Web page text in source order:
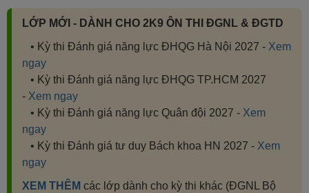
LỚP MỚI - DÀNH CHO 2K9 ÔN THI ĐGNL & ĐGTD
• Kỳ thi Đánh giá năng lực ĐHQG Hà Nội 2027 - Xem
ngay
• Kỳ thi Đánh giá năng lực ĐHQG TP.HCM 2027
- Xem ngay
• Kỳ thi Đánh giá năng lực Quân đội 2027 - Xem
ngay
• Kỳ thi Đánh giá tư duy Bách khoa HN 2027 - Xem
ngay
XEM THÊM các lớp dành cho kỳ thi khác (ĐGNL Bộ